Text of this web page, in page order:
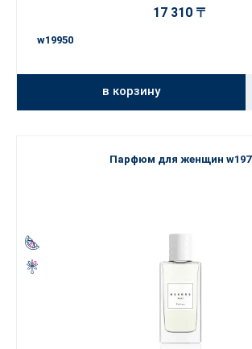
17 310 〒
w19950
в корзину
Парфюм для женщин w197